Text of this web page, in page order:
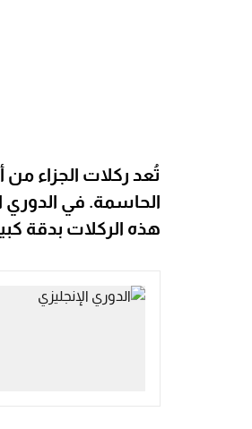
تُعد ركلات الجزاء
الحاسمة. في الدوري
هذه الركلات بدقة